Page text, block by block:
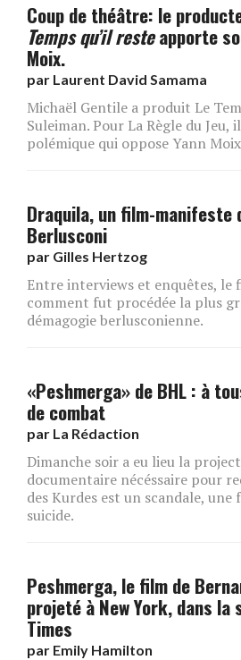
Coup de théâtre: le
Temps qu’il resteapporte
Moix.
par Laurent David Samama
Michaël Gentile a produit Le
Suleiman. Pour La Règle du Jeu,
polémique qui oppose Yann
Draquila, un film-manifeste
Berlusconi
par Gilles Hertzog
Entre interviews et enquêtes, le
comment fut procédée la plus
démagogie berlusconienne.
«Peshmerga» de BHL : à
de combat
par La Rédaction
Dimanche soir a eu lieu la
documentaire nécéssaire pour
des Kurdes est un scandale,
suicide.
Peshmerga, le film de
projeté à New York, dans la
Times
par Emily Hamilton